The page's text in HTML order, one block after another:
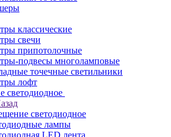
классические
свечи
припотолочные
подвесы многоламповые
точечные светильники
лофт
светодиодное
светодиодное
лампы
LED лента